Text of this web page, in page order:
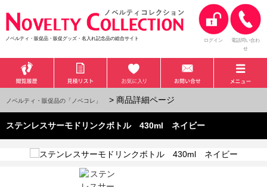
ノベルティ・販促品・販促グッズ・名入れ記念品の総合サイト ログイン
電話問い合わ
せ
ノベルティ・販促品の「ノベコレ」 > 商品詳細ページ
ステンレスサーモドリンクボトル 430ml ネイビー